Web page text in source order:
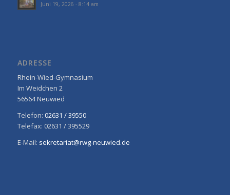
Juni 19, 2026 - 8:14 am
ADRESSE
Rhein-Wied-Gymnasium
Im Weidchen 2
56564 Neuwied
Telefon: 02631 / 39550
Telefax: 02631 / 395529
E-Mail: sekretariat@rwg-neuwied.de